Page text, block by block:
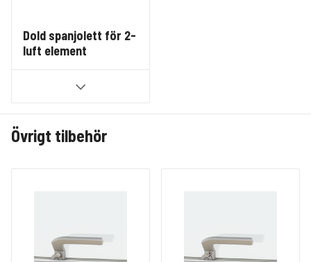
Dold spanjolett för 2-
luft element
Övrigt tilbehör